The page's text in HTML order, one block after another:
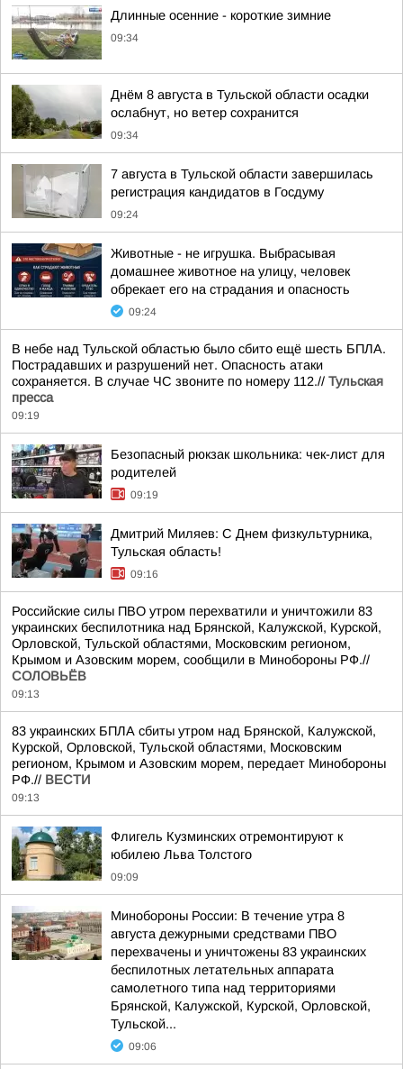
Длинные осенние - короткие зимние
09:34
Днём 8 августа в Тульской области осадки
ослабнут, но ветер сохранится
09:34
7 августа в Тульской области завершилась
регистрация кандидатов в Госдуму
09:24
Животные - не игрушка. Выбрасывая
домашнее животное на улицу, человек
обрекает его на страдания и опасность
09:24
В небе над Тульской областью было сбито ещё шесть БПЛА.
Пострадавших и разрушений нет. Опасность атаки
сохраняется. В случае ЧС звоните по номеру 112.// Тульская
пресса
09:19
Безопасный рюкзак школьника: чек-лист для
родителей
09:19
Дмитрий Миляев: С Днем физкультурника,
Тульская область!
09:16
Российские силы ПВО утром перехватили и уничтожили 83
украинских беспилотника над Брянской, Калужской, Курской,
Орловской, Тульской областями, Московским регионом,
Крымом и Азовским морем, сообщили в Минобороны РФ.//
СОЛОВЬЁВ
09:13
83 украинских БПЛА сбиты утром над Брянской, Калужской,
Курской, Орловской, Тульской областями, Московским
регионом, Крымом и Азовским морем, передает Минобороны
РФ.// ВЕСТИ
09:13
Флигель Кузминских отремонтируют к
юбилею Льва Толстого
09:09
Минобороны России: В течение утра 8
августа дежурными средствами ПВО
перехвачены и уничтожены 83 украинских
беспилотных летательных аппарата
самолетного типа над территориями
Брянской, Калужской, Курской, Орловской,
Тульской...
09:06